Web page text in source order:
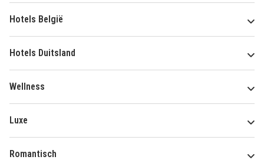
Hotels België
Hotels Duitsland
Wellness
Luxe
Romantisch